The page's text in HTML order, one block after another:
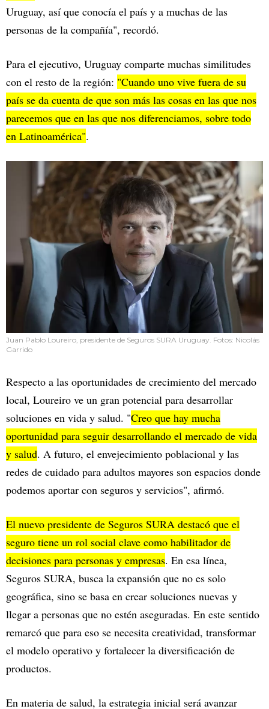
Uruguay, así que conocía el país y a muchas de las
personas de la compañía", recordó.
Para el ejecutivo, Uruguay comparte muchas similitudes
con el resto de la región: "Cuando uno vive fuera de su
país se da cuenta de que son más las cosas en las que nos
parecemos que en las que nos diferenciamos, sobre todo
en Latinoamérica".
Juan Pablo Loureiro, presidente de Seguros SURA Uruguay. Fotos: Nicolás
Garrido
Respecto a las oportunidades de crecimiento del mercado
local, Loureiro ve un gran potencial para desarrollar
soluciones en vida y salud. "Creo que hay mucha
oportunidad para seguir desarrollando el mercado de vida
y salud. A futuro, el envejecimiento poblacional y las
redes de cuidado para adultos mayores son espacios donde
podemos aportar con seguros y servicios", afirmó.
El nuevo presidente de Seguros SURA destacó que el
seguro tiene un rol social clave como habilitador de
decisiones para personas y empresas. En esa línea,
Seguros SURA, busca la expansión que no es solo
geográfica, sino se basa en crear soluciones nuevas y
llegar a personas que no estén aseguradas. En este sentido
remarcó que para eso se necesita creatividad, transformar
el modelo operativo y fortalecer la diversificación de
productos.
En materia de salud, la estrategia inicial será avanzar